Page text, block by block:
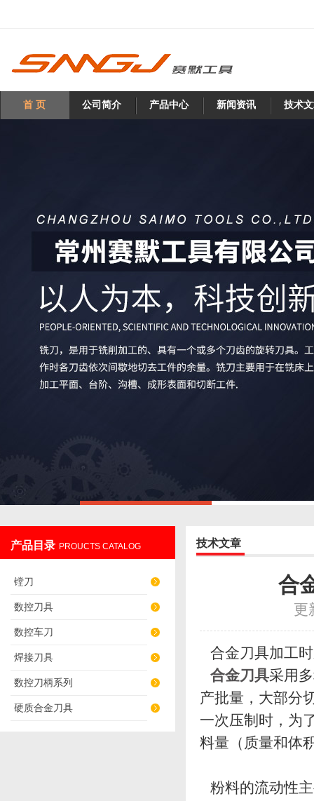
首 页 公司简介 产品中心 新闻资讯 技术
产品目录 PROUCTS CATALOG
镗刀
数控刀具
数控车刀
焊接刀具
数控刀柄系列
硬质合金刀具
技术文章
合
更
合金刀具加工
合金刀具采用
产批量，大部分
一次压制时，为
料量（质量和体
粉料的流动性